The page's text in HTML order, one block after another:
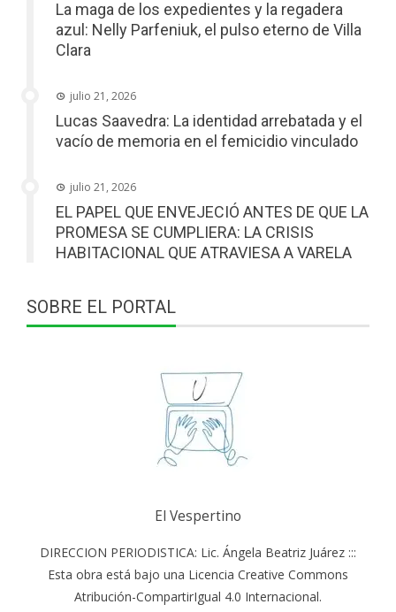
La maga de los expedientes y la regadera
azul: Nelly Parfeniuk, el pulso eterno de Villa
Clara
julio 21, 2026
Lucas Saavedra: La identidad arrebatada y el
vacío de memoria en el femicidio vinculado
julio 21, 2026
EL PAPEL QUE ENVEJECIÓ ANTES DE QUE LA
PROMESA SE CUMPLIERA: LA CRISIS
HABITACIONAL QUE ATRAVIESA A VARELA
SOBRE EL PORTAL
El Vespertino
DIRECCION PERIODISTICA: Lic. Ángela Beatriz Juárez :::
Esta obra está bajo una Licencia Creative Commons
Atribución-CompartirIgual 4.0 Internacional.